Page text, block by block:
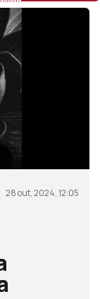
28 out, 2024, 12:05